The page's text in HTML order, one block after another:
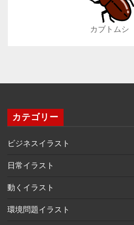
カブトムシ
カテゴリー
ビジネスイラスト
日常イラスト
動くイラスト
環境問題イラスト